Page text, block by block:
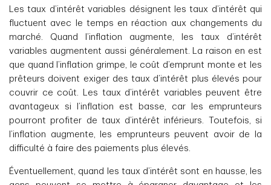
Les taux d’intérêt variables désignent les taux d’intérêt qui
fluctuent avec le temps en réaction aux changements du
marché. Quand l’inflation augmente, les taux d’intérêt
variables augmentent aussi généralement. La raison en est
que quand l’inflation grimpe, le coût d’emprunt monte et les
prêteurs doivent exiger des taux d’intérêt plus élevés pour
couvrir ce coût. Les taux d’intérêt variables peuvent être
avantageux si l’inflation est basse, car les emprunteurs
pourront profiter de taux d’intérêt inférieurs. Toutefois, si
l’inflation augmente, les emprunteurs peuvent avoir de la
difficulté à faire des paiements plus élevés.
Éventuellement, quand les taux d’intérêt sont en hausse, les